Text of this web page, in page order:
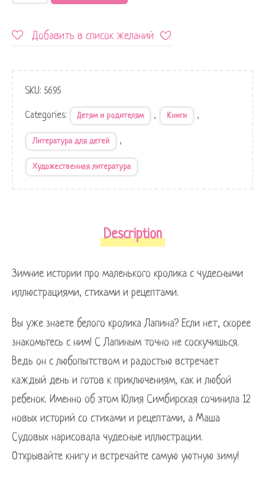
Добавить в список желаний
SKU: 5695
Categories: Детям и родителям , Книги ,
Литература для детей ,
Художественная литература
Description
Зимние истории про маленького кролика с чудесными
иллюстрациями, стихами и рецептами.
Вы уже знаете белого кролика Лапина? Если нет, скорее
знакомьтесь с ним! С Лапиным точно не соскучишься.
Ведь он с любопытством и радостью встречает
каждый день и готов к приключениям, как и любой
ребенок. Именно об этом Юлия Симбирская сочинила 12
новых историй со стихами и рецептами, а Маша
Судовых нарисовала чудесные иллюстрации.
Открывайте книгу и встречайте самую уютную зиму!